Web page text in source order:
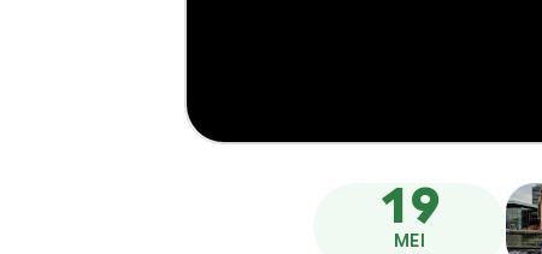
19
MEI